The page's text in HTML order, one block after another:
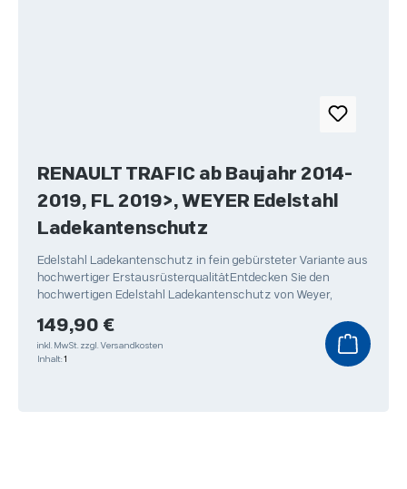
RENAULT TRAFIC ab Baujahr 2014-
2019, FL 2019>, WEYER Edelstahl
Ladekantenschutz
Edelstahl Ladekantenschutz in fein gebürsteter Variante aus
hochwertiger ErstausrüsterqualitätEntdecken Sie den
hochwertigen Edelstahl Ladekantenschutz von Weyer,
Regulärer Preis:
149,90 €
inkl. MwSt. zzgl. Versandkosten
Inhalt: 1